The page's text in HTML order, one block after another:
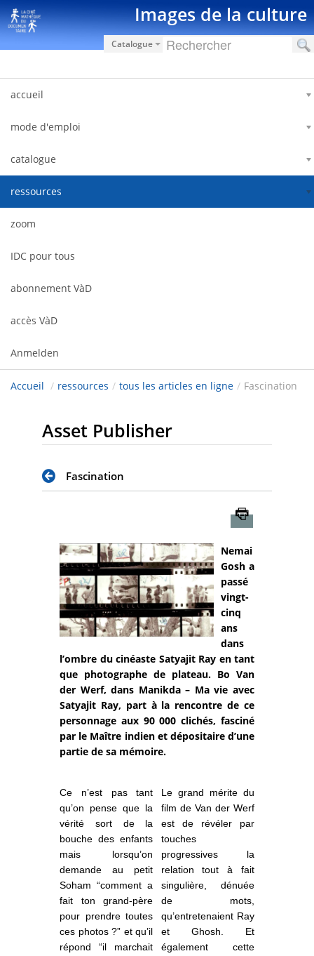
Zum Inhalt wechseln Images de la culture
Catalogue
accueil
mode d'emploi
catalogue
ressources
zoom
IDC pour tous
abonnement VàD
accès VàD
Anmelden
Accueil / ressources / tous les articles en ligne / Fascination
Asset Publisher
Fascination
Nemai
Gosh a
passé
vingt-
cinq
ans
dans
l’ombre du cinéaste Satyajit Ray en tant
que photographe de plateau. Bo Van
der Werf, dans Manikda – Ma vie avec
Satyajit Ray, part à la rencontre de ce
personnage aux 90 000 clichés, fasciné
par le Maître indien et dépositaire d’une
partie de sa mémoire.
Ce n’est pas tant
qu’on pense que la
vérité sort de la
bouche des enfants
mais lorsqu’on
demande au petit
Soham “comment a
fait ton grand-père
pour prendre toutes
ces photos ?” et qu’il
répond “il marchait
Le grand mérite du
film de Van der Werf
est de révéler par
touches
progressives la
relation tout à fait
singulière, dénuée
de mots,
qu’entretenaient Ray
et Ghosh. Et
également cette